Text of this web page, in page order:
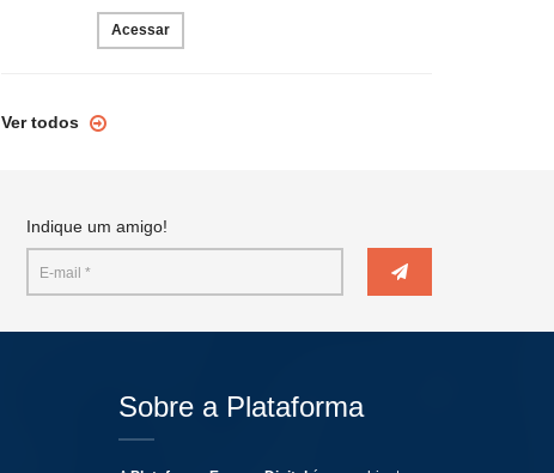
Acessar
Ver todos
Indique um amigo!
Sobre a Plataforma